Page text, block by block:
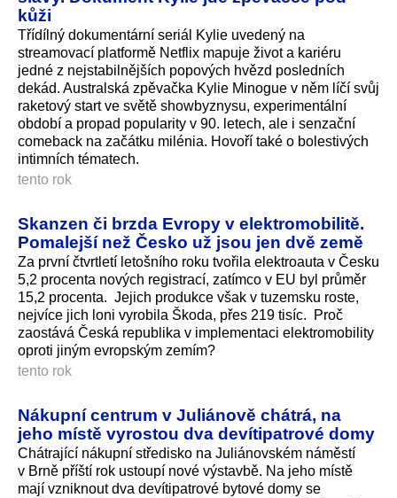
kůži
Třídílný dokumentární seriál Kylie uvedený na
streamovací platformě Netflix mapuje život a kariéru
jedné z nejstabilnějších popových hvězd posledních
dekád. Australská zpěvačka Kylie Minogue v něm líčí svůj
raketový start ve světě showbyznysu, experimentální
období a propad popularity v 90. letech, ale i senzační
comeback na začátku milénia. Hovoří také o bolestivých
intimních tématech.
tento rok
Skanzen či brzda Evropy v elektromobilitě.
Pomalejší než Česko už jsou jen dvě země
Za první čtvrtletí letošního roku tvořila elektroauta v Česku
5,2 procenta nových registrací, zatímco v EU byl průměr
15,2 procenta. Jejich produkce však v tuzemsku roste,
nejvíce jich loni vyrobila Škoda, přes 219 tisíc. Proč
zaostává Česká republika v implementaci elektromobility
oproti jiným evropským zemím?
tento rok
Nákupní centrum v Juliánově chátrá, na
jeho místě vyrostou dva devítipatrové domy
Chátrající nákupní středisko na Juliánovském náměstí
v Brně příští rok ustoupí nové výstavbě. Na jeho místě
mají vzniknout dva devítipatrové bytové domy se